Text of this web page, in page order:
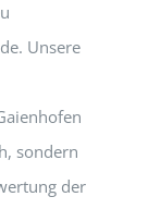
Unsere
sondern
der